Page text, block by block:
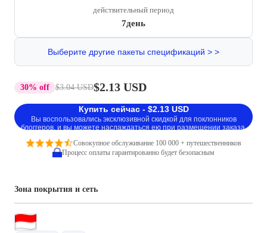
действительный период
7день
Выберите другие пакеты спецификаций > >
30% off $3.04 USD$2.13 USD
Купить сейчас - $2.13 USD
Вы воспользовались эксклюзивной скидкой для поклонников
блоггеров, и вы можете наслаждаться ею при размещении заказа.
Совокупное обслуживание 100 000 + путешественников
Процесс оплаты гарантированно будет безопасным
Зона покрытия и сеть